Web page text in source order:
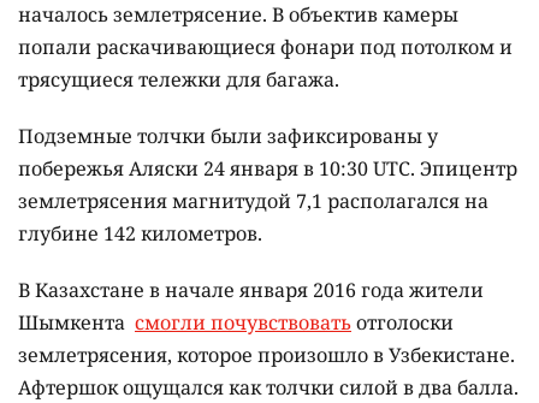
началось землетрясение. В объектив камеры
попали раскачивающиеся фонари под потолком и
трясущиеся тележки для багажа.
Подземные толчки были зафиксированы у
побережья Аляски 24 января в 10:30 UTC. Эпицентр
землетрясения магнитудой 7,1 располагался на
глубине 142 километров.
В Казахстане в начале января 2016 года жители
Шымкента смогли почувствоватьотголоски
землетрясения, которое произошло в Узбекистане.
Афтершок ощущался как толчки силой в два балла.